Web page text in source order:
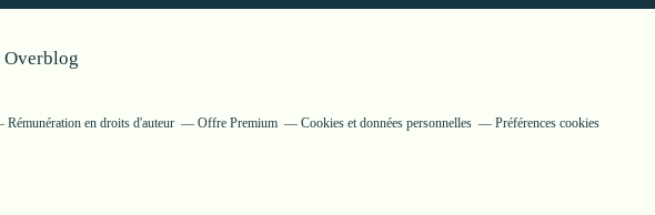
Overblog
Rémunération en droits d'auteur Offre Premium Cookies et données personnelles Préférences cookies